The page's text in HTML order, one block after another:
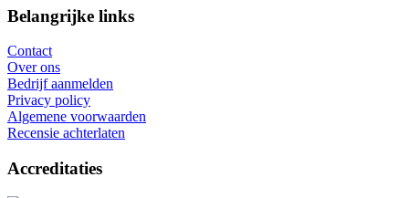
Belangrijke links
Contact
Over ons
Bedrijf aanmelden
Privacy policy
Algemene voorwaarden
Recensie achterlaten
Accreditaties